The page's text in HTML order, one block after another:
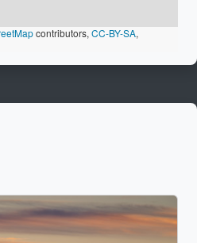
contributors, CC-BY-SA,